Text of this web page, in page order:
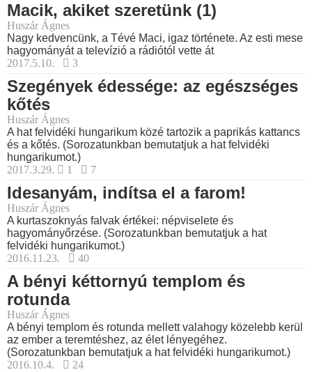
Macik, akiket szeretünk (1)
Huszár Ágnes
Nagy kedvencünk, a Tévé Maci, igaz története. Az esti mese
hagyományát a televízió a rádiótól vette át
2017.5.10.
3
Szegények édessége: az egészséges
kőtés
Huszár Ágnes
A hat felvidéki hungarikum közé tartozik a paprikás kattancs
és a kőtés. (Sorozatunkban bemutatjuk a hat felvidéki
hungarikumot.)
2017.3.29.
1 7
Idesanyám, indítsa el a farom!
Huszár Ágnes
A kurtaszoknyás falvak értékei: népviselete és
hagyományőrzése. (Sorozatunkban bemutatjuk a hat
felvidéki hungarikumot.)
2016.11.23.
40
A bényi kéttornyú templom és
rotunda
Huszár Ágnes
A bényi templom és rotunda mellett valahogy közelebb kerül
az ember a teremtéshez, az élet lényegéhez.
(Sorozatunkban bemutatjuk a hat felvidéki hungarikumot.)
2016.10.4.
24